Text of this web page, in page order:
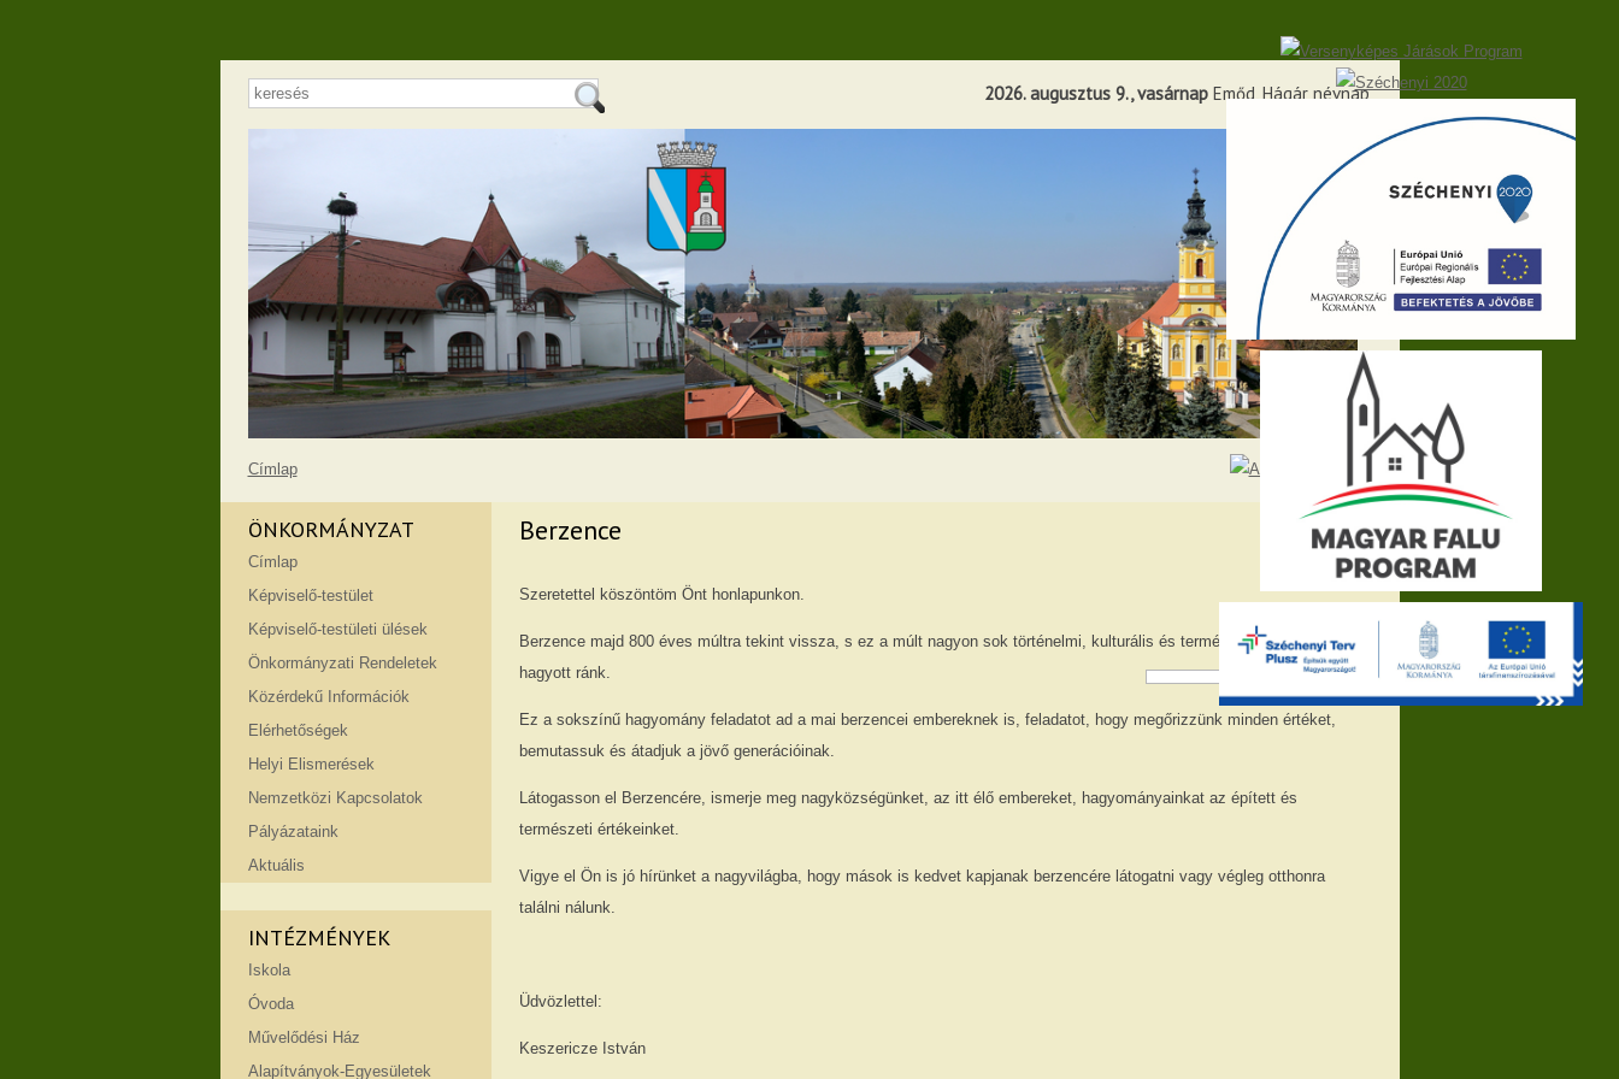
2026. augusztus 9., vasárnapEmőd, Hágár névnap
Címlap
ÖNKORMÁNYZAT
Címlap
Képviselő-testület
Képviselő-testületi ülések
Önkormányzati Rendeletek
Közérdekű Információk
Elérhetőségek
Helyi Elismerések
Nemzetközi Kapcsolatok
Pályázataink
Aktuális
INTÉZMÉNYEK
Iskola
Óvoda
Művelődési Ház
Alapítványok-Egyesületek
Berzence
Szeretettel köszöntöm Önt honlapunkon.
Berzence majd 800 éves múltra tekint vissza, s ez a múlt nagyon sok történelmi, kulturális és természeti értéket
hagyott ránk.
Ez a sokszínű hagyomány feladatot ad a mai berzencei embereknek is, feladatot, hogy megőrizzünk minden értéket,
bemutassuk és átadjuk a jövő generációinak.
Látogasson el Berzencére, ismerje meg nagyközségünket, az itt élő embereket, hagyományainkat az épített és
természeti értékeinket.
Vigye el Ön is jó hírünket a nagyvilágba, hogy mások is kedvet kapjanak berzencére látogatni vagy végleg otthonra
találni nálunk.
Üdvözlettel:
Keszericze István